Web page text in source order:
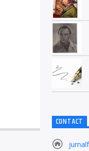
CONTACT